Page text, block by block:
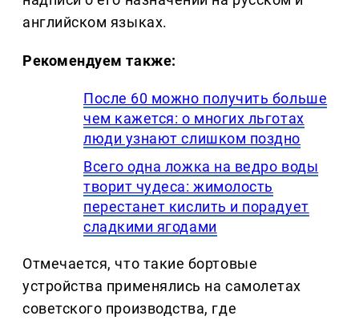
английском языках.
Рекомендуем также:
После 60 можно получить больше
чем кажется: о многих льготах
люди узнают слишком поздно
Всего одна ложка на ведро воды
творит чудеса: жимолость
перестанет кислить и порадует
сладкими ягодами
Отмечается, что такие бортовые
устройства применялись на самолетах
советского производства, где